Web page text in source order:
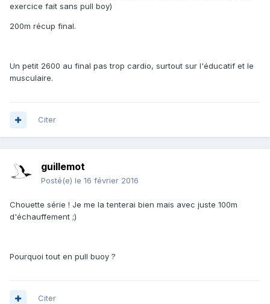
exercice fait sans pull boy)
200m récup final.
Un petit 2600 au final pas trop cardio, surtout sur l'éducatif et le
musculaire.
Citer
guillemot
Posté(e) le 16 février 2016
Chouette série ! Je me la tenterai bien mais avec juste 100m
d'échauffement ;)
Pourquoi tout en pull buoy ?
Citer